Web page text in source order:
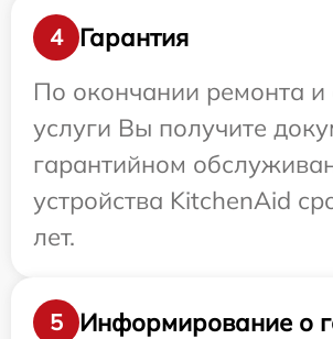
4
Гарантия
По окончании ремонта и
услуги Вы получите
гарантийном
устройства KitchenAid
лет.
5
Информирование о